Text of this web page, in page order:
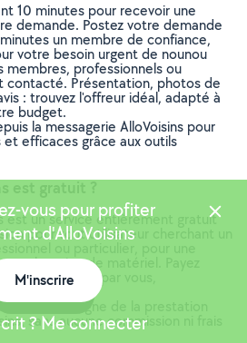
10 minutes pour recevoir une
demande. Postez votre demande
un membre de confiance,
votre besoin urgent de nounou
membres, professionnels ou
contacté. Présentation, photos de
: trouvez l'offreur idéal, adapté à
budget.
la messagerie AlloVoisins pour
efficaces grâce aux outils
est un service entièrement gratuit
pour tout utilisateur cherchant un
ou particulier, pour une
une location de matériel. Payez
fixé par vous,
en ligne de la prestation
sans aucune commission ni frais
vous pour profiter
d'AlloVoisins
M'inscrire
? Me connecter